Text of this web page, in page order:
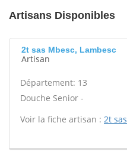
Artisans Disponibles
2t sas Mbesc, Lambesc
Artisan
Département: 13
Douche Senior -
Voir la fiche artisan : 2t sas